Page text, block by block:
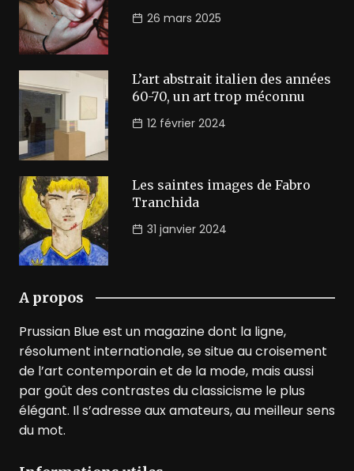
26 mars 2025
L’art abstrait italien des années
60-70, un art trop méconnu
12 février 2024
Les saintes images de Fabro
Tranchida
31 janvier 2024
A propos
Prussian Blue est un magazine dont la ligne,
résolument internationale, se situe au croisement
de l’art contemporain et de la mode, mais aussi
par goût des contrastes du classicisme le plus
élégant. Il s’adresse aux amateurs, au meilleur sens
du mot.